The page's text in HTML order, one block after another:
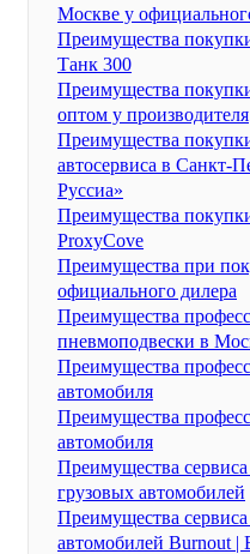
Москве у
Преимущества
Танк 300
Преимущества
оптом у производителя
Преимущества
автосервиса в Санкт-
Руссиа»
Преимущества
ProxyCove
Преимущества при
официального дилера
Преимущества
пневмоподвески в
Преимущества
автомобиля
Преимущества
автомобиля
Преимущества
грузовых автомобилей
Преимущества
автомобилей Burnout |